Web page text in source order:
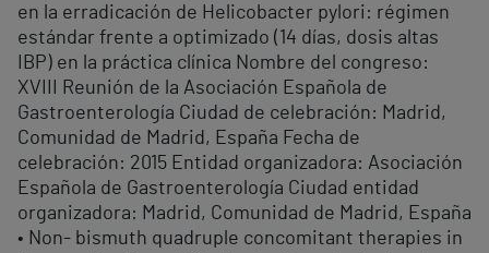
en la erradicación de Helicobacter pylori: régimen
estándar frente a optimizado (14 días, dosis altas
IBP) en la práctica clínica Nombre del congreso:
XVIII Reunión de la Asociación Española de
Gastroenterología Ciudad de celebración: Madrid,
Comunidad de Madrid, España Fecha de
celebración: 2015 Entidad organizadora: Asociación
Española de Gastroenterología Ciudad entidad
organizadora: Madrid, Comunidad de Madrid, España
• Non- bismuth quadruple concomitant therapies in